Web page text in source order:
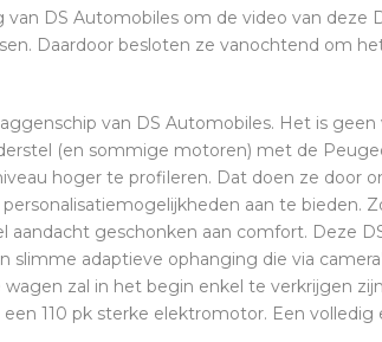
DS Automobiles om de video van deze
Daardoor besloten ze vanochtend om
van DS Automobiles. Het is
(en sommige motoren) met de
hoger te profileren. Dat doen ze door
aan te bieden.
aandacht geschonken aan comfort. Deze
slimme adaptieve ophanging die via
zal in het begin enkel te verkrijgen
110 pk sterke elektromotor. Een volledig